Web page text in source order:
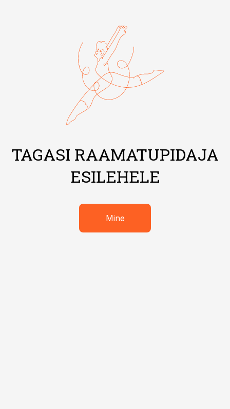
TAGASI RAAMATUPIDAJA
ESILEHELE
Mine